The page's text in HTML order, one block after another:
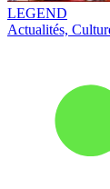
LEGEND
Actualités,